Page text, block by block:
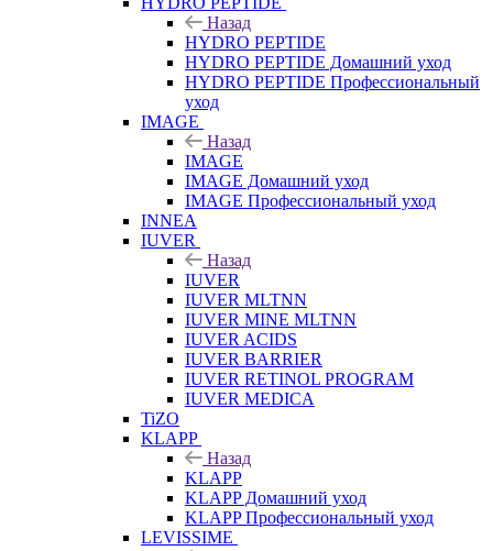
Назад
HYDRO PEPTIDE
HYDRO PEPTIDE Домашний уход
HYDRO PEPTIDE Профессиональный
уход
IMAGE
Назад
IMAGE
IMAGE Домашний уход
IMAGE Профессиональный уход
INNEA
IUVER
Назад
IUVER
IUVER MLTNN
IUVER MINE MLTNN
IUVER ACIDS
IUVER BARRIER
IUVER RETINOL PROGRAM
IUVER MEDICA
TiZO
KLAPP
Назад
KLAPP
KLAPP Домашний уход
KLAPP Профессиональный уход
LEVISSIME